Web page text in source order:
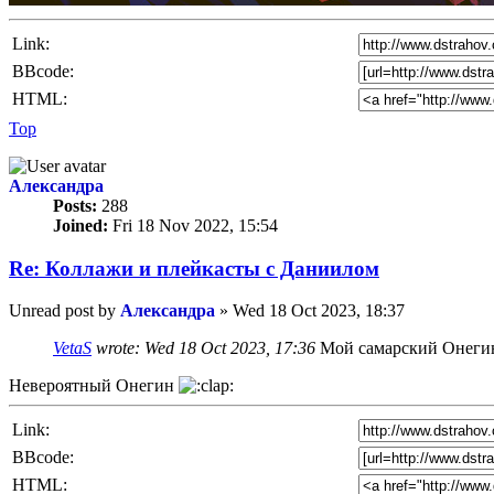
Link:
BBcode:
HTML:
Top
Александра
Posts: 288
Joined: Fri 18 Nov 2022, 15:54
Re: Коллажи и плейкасты с Даниилом
Unread post by Александра » Wed 18 Oct 2023, 18:37
VetaS wrote: Wed 18 Oct 2023, 17:36 Мой самарский
Невероятный Онегин
Link:
BBcode:
HTML: